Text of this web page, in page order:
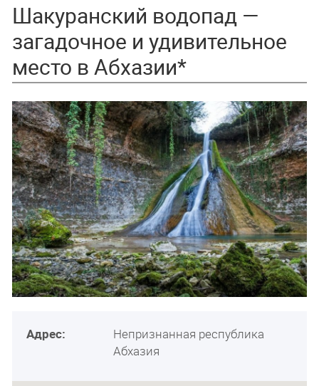
Шакуранский водопад —
загадочное и удивительное
место в Абхазии*
Адрес:
Непризнанная республика
Абхазия